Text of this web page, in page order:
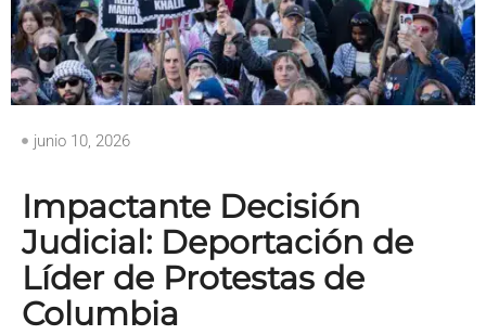
junio 10, 2026
Impactante Decisión
Judicial: Deportación de
Líder de Protestas de
Columbia